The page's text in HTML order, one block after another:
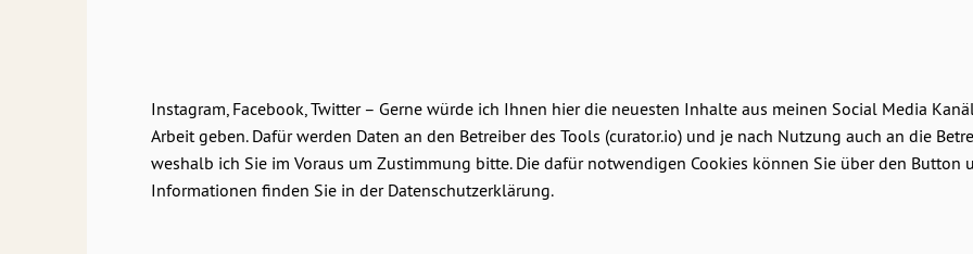
Instagram, Facebook, Twitter – Gerne würde ich Ihnen hier die neuesten Inhalte aus meinen Social Media
Arbeit geben. Dafür werden Daten an den Betreiber des Tools (curator.io) und je nach Nutzung auch an die
weshalb ich Sie im Voraus um Zustimmung bitte. Die dafür notwendigen Cookies können Sie über den Button
Informationen finden Sie in der Datenschutzerklärung.